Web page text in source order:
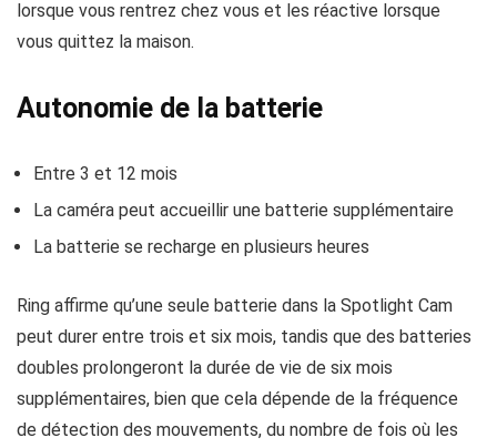
lorsque vous rentrez chez vous et les réactive lorsque
vous quittez la maison.
Autonomie de la batterie
Entre 3 et 12 mois
La caméra peut accueillir une batterie supplémentaire
La batterie se recharge en plusieurs heures
Ring affirme qu’une seule batterie dans la Spotlight Cam
peut durer entre trois et six mois, tandis que des batteries
doubles prolongeront la durée de vie de six mois
supplémentaires, bien que cela dépende de la fréquence
de détection des mouvements, du nombre de fois où les